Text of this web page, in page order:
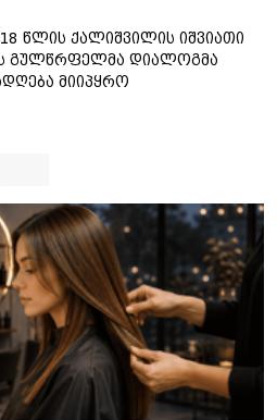
წლის ქალიშვილის იშვიათი
გულწრფელმა დიალოგმა
მიიპყრო